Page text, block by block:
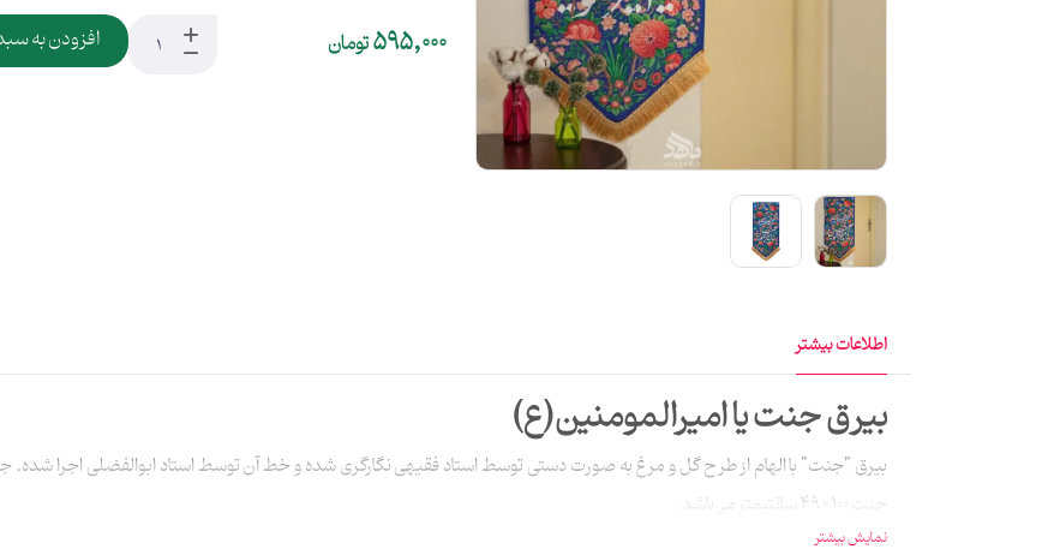
595,000تومان افزودن به
اطلاعات بیشتر
بيرق جنت يا اميرالمومنين(ع)
بیرق "جنت" با الهام از طرح گل و مرغ به صورت دستی توسط استاد فقیهی نگارگری شده و خط آن توسط استاد ابوالفضلی اجرا
جنت 100×49 سانتیمتر می‌باشد.
نمایش بیشتر